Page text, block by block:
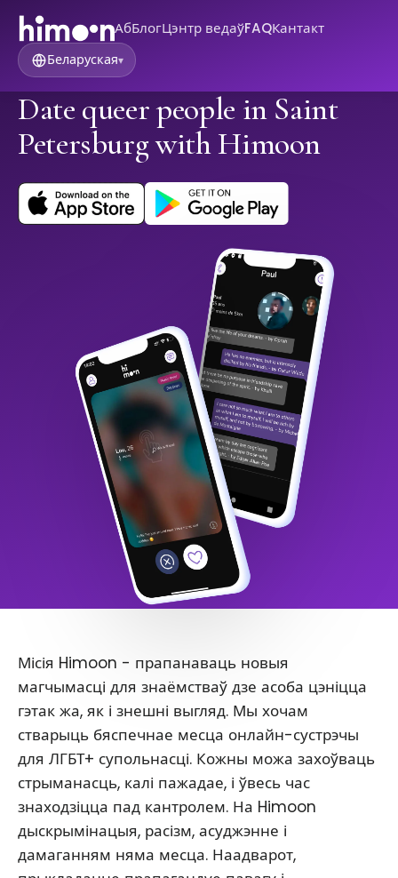
АбБлогЦэнтр ведаўFAQКантакт
Беларуская▾
Date queer people in Saint
Petersburg with Himoon
Місія Himoon - прапанаваць новыя
магчымасці для знаёмстваў дзе асоба цэніцца
гэтак жа, як і знешні выгляд. Мы хочам
стварыць бяспечнае месца онлайн-сустрэчы
для ЛГБТ+ супольнасці. Кожны можа захоўваць
стрыманасць, калі пажадае, і ўвесь час
знаходзіцца пад кантролем. На Himoon
дыскрымінацыя, расізм, асуджэнне і
дамаганням няма месца. Наадварот,